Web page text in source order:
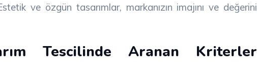
ve özgün tasarımlar, markanızın imajını ve değerini
Tescilinde Aranan Kriterler